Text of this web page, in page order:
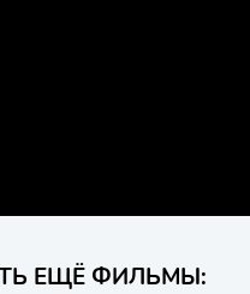
ЕЩЁ ФИЛЬМЫ: